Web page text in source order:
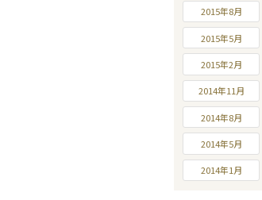
2015年8月
2015年5月
2015年2月
2014年11月
2014年8月
2014年5月
2014年1月